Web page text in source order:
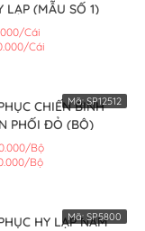
LẠP (MẪU SỐ 1)
Cái
Cái
CHIẾN BINH
PHỐI ĐỎ (BỘ)
Bộ
Bộ
Mã:SP12512
HY LẠP NAM
Mã: SP5800